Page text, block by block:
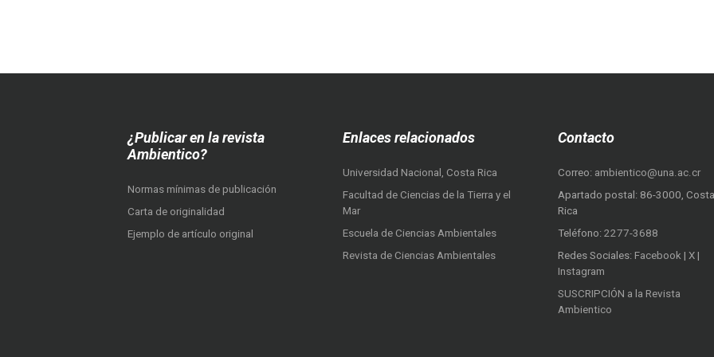
¿Publicar en la revista
Ambientico?
Normas mínimas de publicación
Carta de originalidad
Ejemplo de artículo original
Enlaces relacionados
Universidad Nacional, Costa Rica
Facultad de Ciencias de la Tierra y el
Mar
Escuela de Ciencias Ambientales
Revista de Ciencias Ambientales
Contacto
Correo: ambientico@una.ac.cr
Apartado postal: 86-3000, Costa
Rica
Teléfono: 2277-3688
Redes Sociales: Facebook | X |
Instagram
SUSCRIPCIÓN a la Revista
Ambientico